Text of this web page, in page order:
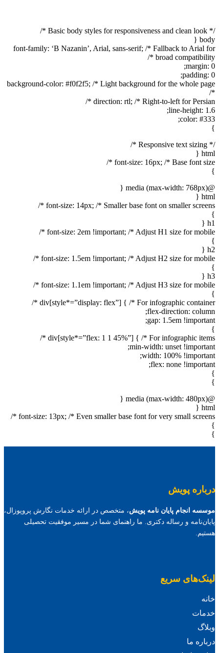
/* Basic body styles for responsiveness and clean look */
body {
font-family: ‘B Nazanin’, Arial, sans-serif; /* Fallback to Arial for
broad compatibility */
margin: 0;
padding: 0;
background-color: #f0f2f5; /* Light background for the whole page
*/
direction: rtl; /* Right-to-left for Persian */
line-height: 1.6;
color: #333;
}
/* Responsive text sizing */
html {
font-size: 16px; /* Base font size */
}
@media (max-width: 768px) {
html {
font-size: 14px; /* Smaller base font on smaller screens */
}
h1 {
font-size: 2em !important; /* Adjust H1 size for mobile */
}
h2 {
font-size: 1.5em !important; /* Adjust H2 size for mobile */
}
h3 {
font-size: 1.1em !important; /* Adjust H3 size for mobile */
}
div[style*=”display: flex”] { /* For infographic container */
flex-direction: column;
gap: 1.5em !important;
}
div[style*=”flex: 1 1 45%”] { /* For infographic items */
min-width: unset !important;
width: 100% !important;
flex: none !important;
}
}
@media (max-width: 480px) {
html {
font-size: 13px; /* Even smaller base font for very small screens */
}
}
درباره پویش
موسسه انجام پایان نامه پویش، متخصص در ارائه خدمات نگارش پروپوزال،
پایان‌نامه و رساله دکتری. ما راهنمای شما در مسیر موفقیت تحصیلی
هستیم.
لینک‌های سریع
خانه
خدمات
وبلاگ
درباره ما